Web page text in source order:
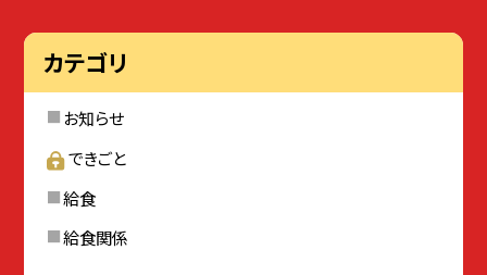
カテゴリ
お知らせ
できごと
給食
給食関係